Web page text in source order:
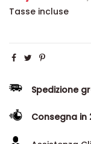
Tasse incluse
Spedizione
Consegna